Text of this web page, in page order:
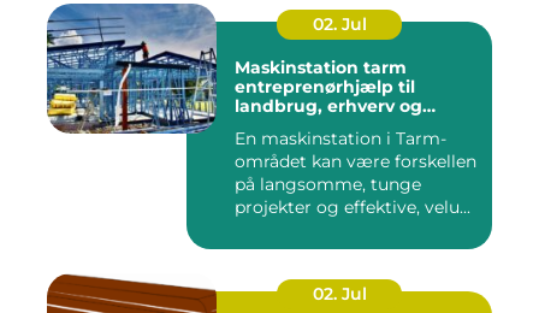
02. Jul
Maskinstation tarm
entreprenørhjælp til
landbrug, erhverv og
En maskinstation i Tarm-
området kan være forskellen
på langsomme, tunge
projekter og effektive, velu...
02. Jul